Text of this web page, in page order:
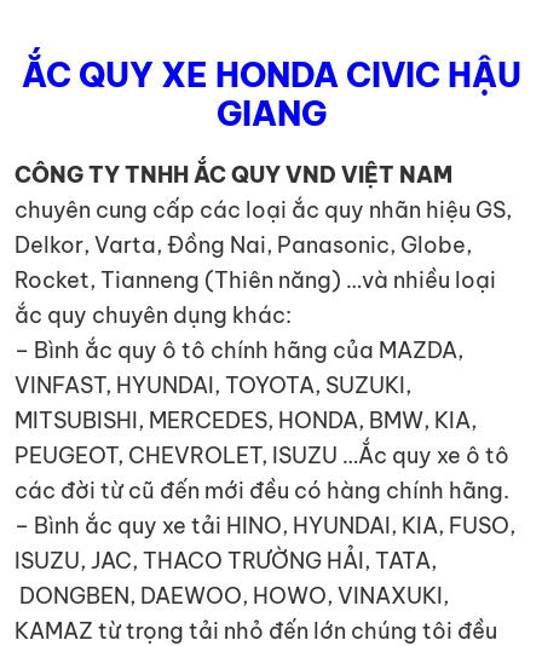
ẮC QUY XE HONDA CIVIC HẬU
GIANG
CÔNG TY TNHH ẮC QUY VND VIỆT NAM
chuyên cung cấp các loại ắc quy nhãn hiệu GS,
Delkor, Varta, Đồng Nai, Panasonic, Globe,
Rocket, Tianneng (Thiên năng) …và nhiều loại
ắc quy chuyên dụng khác:
– Bình ắc quy ô tô chính hãng của MAZDA,
VINFAST, HYUNDAI, TOYOTA, SUZUKI,
MITSUBISHI, MERCEDES, HONDA, BMW, KIA,
PEUGEOT, CHEVROLET, ISUZU …Ắc quy xe ô tô
các đời từ cũ đến mới đều có hàng chính hãng.
– Bình ắc quy xe tải HINO, HYUNDAI, KIA, FUSO,
ISUZU, JAC, THACO TRƯỜNG HẢI, TATA,
DONGBEN, DAEWOO, HOWO, VINAXUKI,
KAMAZ từ trọng tải nhỏ đến lớn chúng tôi đều